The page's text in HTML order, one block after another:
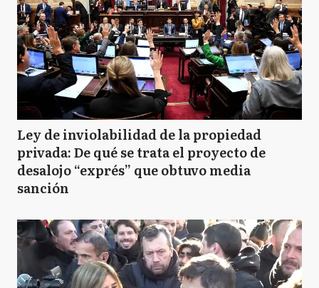
Ley de inviolabilidad de la propiedad
privada: De qué se trata el proyecto de
desalojo “exprés” que obtuvo media
sanción